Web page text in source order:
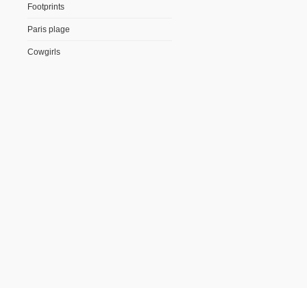
Footprints
Paris plage
Cowgirls